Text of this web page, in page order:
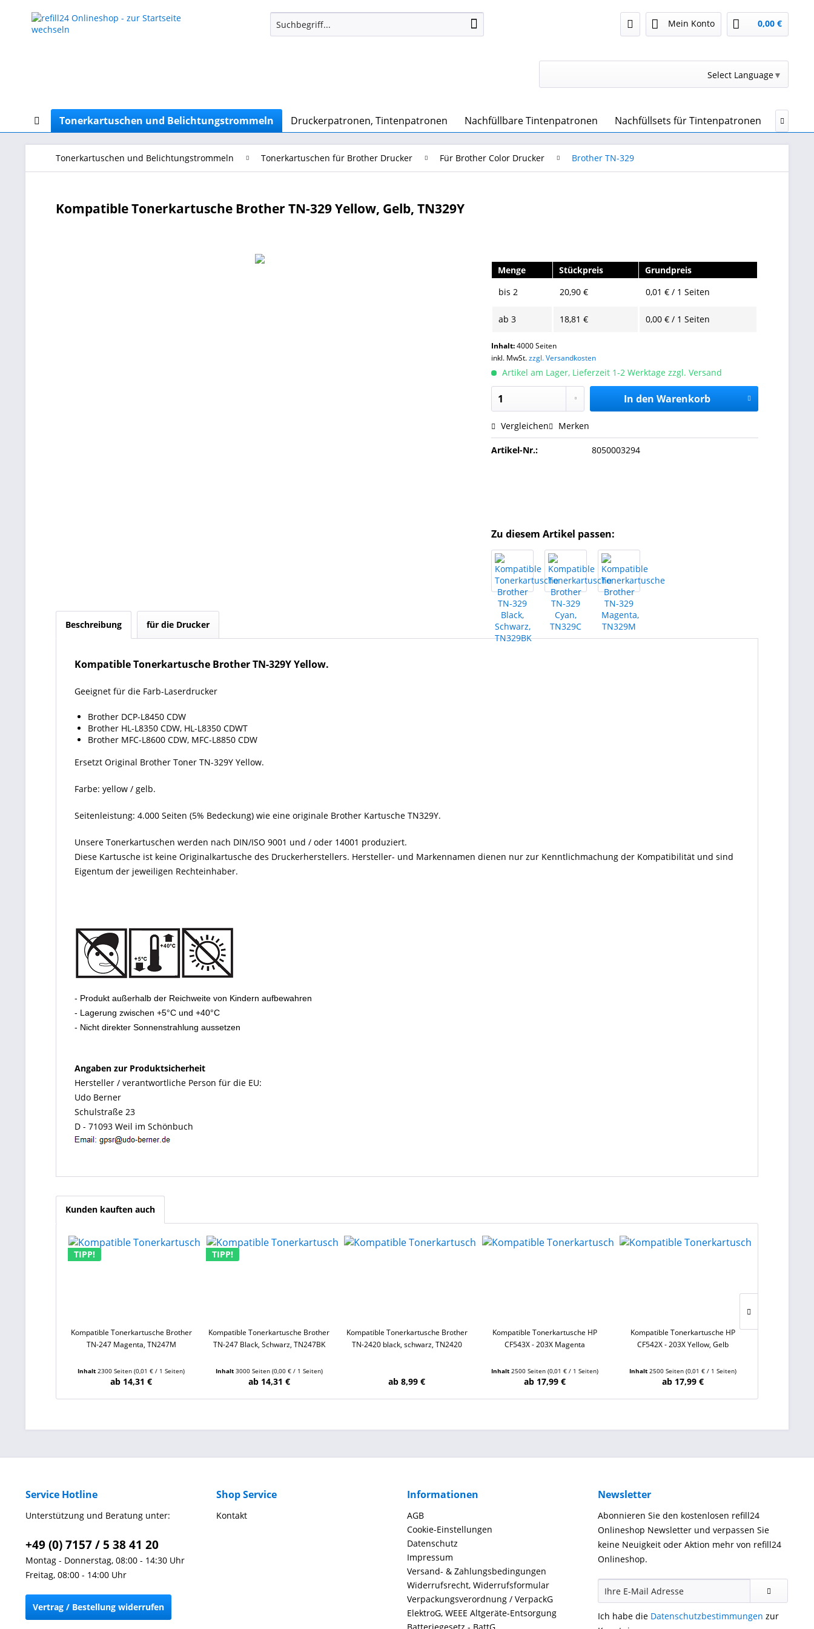
Mein Konto 0,00 €
Select Language▼
Tonerkartuschen und Belichtungstrommeln Druckerpatronen, Tintenpatronen Nachfüllbare Tintenpatronen Nachfüllsets für Tintenpatronen 
Tonerkartuschen und Belichtungstrommeln Tonerkartuschen für Brother Drucker Für Brother Color Drucker Brother TN-329
Kompatible Tonerkartusche Brother TN-329 Yellow, Gelb, TN329Y
Menge Stückpreis
Grundpreis
bis2 20,90 € 0,01 € / 1 Seiten
ab3 18,81 € 0,00 € / 1 Seiten
Inhalt:4000 Seiten
inkl. MwSt.zzgl. Versandkosten
Artikel am Lager, Lieferzeit 1-2 Werktage zzgl. Versand
In den Warenkorb
Vergleichen Merken
Artikel-Nr.: 8050003294
Zu diesem Artikel passen:
Beschreibung für die Drucker
Kompatible Tonerkartusche Brother TN-329Y Yellow.
Geeignet für die Farb-Laserdrucker
Brother DCP-L8450 CDW
Brother HL-L8350 CDW, HL-L8350 CDWT
Brother MFC-L8600 CDW, MFC-L8850 CDW
Ersetzt Original Brother Toner TN-329Y Yellow.
Farbe: yellow / gelb.
Seitenleistung: 4.000 Seiten (5% Bedeckung) wie eine originale Brother Kartusche TN329Y.
Unsere Tonerkartuschen werden nach DIN/ISO 9001 und / oder 14001 produziert.
Diese Kartusche ist keine Originalkartusche des Druckerherstellers. Hersteller- und Markennamen dienen nur zur Kenntlichmachung der Kompatibilität und sind
Eigentum der jeweiligen Rechteinhaber.
- Produkt außerhalb der Reichweite von Kindern aufbewahren
- Lagerung zwischen +5°C und +40°C
- Nicht direkter Sonnenstrahlung aussetzen
Angaben zur Produktsicherheit
Hersteller / verantwortliche Person für die EU:
Udo Berner
Schulstraße 23
D - 71093 Weil im Schönbuch
Kunden kauften auch
TIPP!
Kompatible Tonerkartusche Brother
TN-247 Magenta, TN247M
Inhalt2300 Seiten(0,01 € / 1 Seiten)
ab 14,31 €
TIPP!
Kompatible Tonerkartusche Brother
TN-247 Black, Schwarz, TN247BK
Inhalt 3000 Seiten (0,00 € / 1 Seiten)
ab 14,31 €
Kompatible Tonerkartusche Brother
TN-2420 black, schwarz, TN2420
ab 8,99 €
Kompatible Tonerkartusche HP
CF543X - 203X Magenta
Inhalt2500 Seiten(0,01 € / 1 Seiten)
ab 17,99 €
Kompatible Tonerkartusche HP
CF542X - 203X Yellow, Gelb
Inhalt 2500 Seiten (0,01 € / 1 Seiten)
ab 17,99 €
Service Hotline
Unterstützung und Beratung unter:
+49 (0) 7157 / 5 38 41 20
Montag - Donnerstag, 08:00 - 14:30 Uhr
Freitag, 08:00 - 14:00 Uhr
Vertrag / Bestellung widerrufen
Shop Service
Kontakt
Informationen
AGB
Cookie-Einstellungen
Datenschutz
Impressum
Versand- & Zahlungsbedingungen
Widerrufsrecht, Widerrufsformular
Verpackungsverordnung / VerpackG
ElektroG, WEEE Altgeräte-Entsorgung
Newsletter
Abonnieren Sie den kostenlosen refill24
Onlineshop Newsletter und verpassen Sie
keine Neuigkeit oder Aktion mehr von refill24
Onlineshop.
Ich habe die Datenschutzbestimmungen zur